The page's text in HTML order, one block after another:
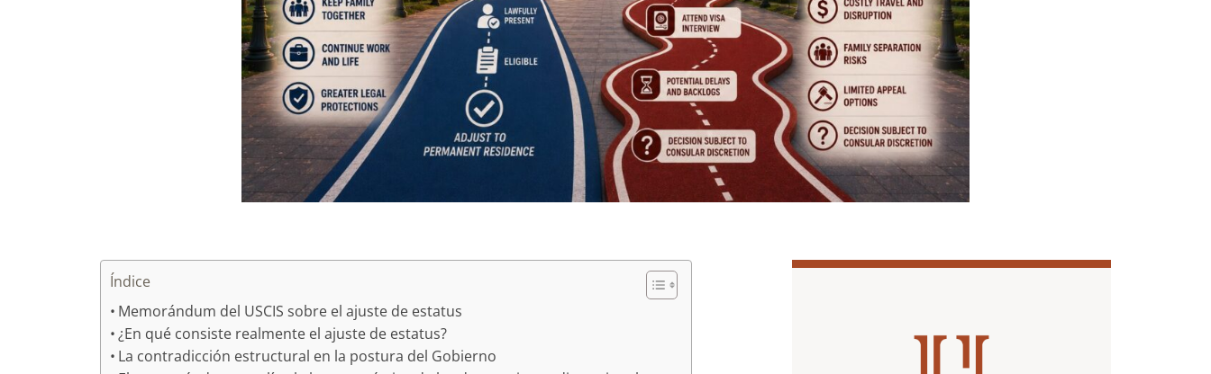
Índice
Memorándum del USCIS sobre el ajuste de estatus
¿En qué consiste realmente el ajuste de estatus?
La contradicción estructural en la postura del Gobierno